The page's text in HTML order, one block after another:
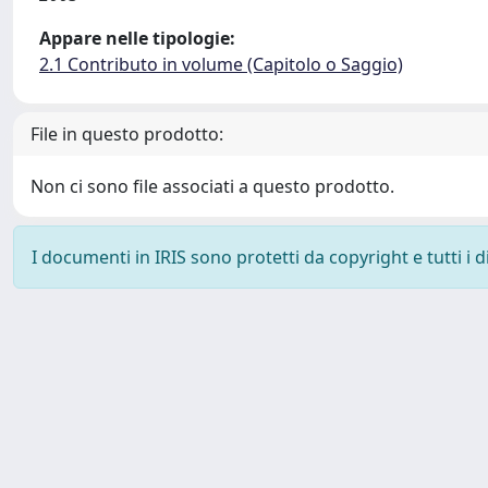
Appare nelle tipologie:
2.1 Contributo in volume (Capitolo o Saggio)
File in questo prodotto:
Non ci sono file associati a questo prodotto.
I documenti in IRIS sono protetti da copyright e tutti i